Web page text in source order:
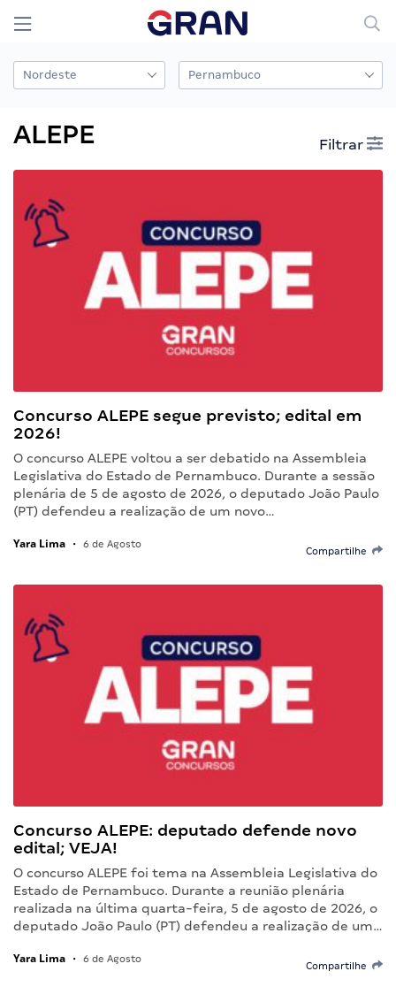
ALEPE Filtrar
Concurso ALEPE segue previsto; edital em
2026!
O concurso ALEPE voltou a ser debatido na Assembleia
Legislativa do Estado de Pernambuco. Durante a sessão
plenária de 5 de agosto de 2026, o deputado João Paulo
(PT) defendeu a realização de um novo…
Yara Lima • 6 de Agosto
Compartilhe
Concurso ALEPE: deputado defende novo
edital; VEJA!
O concurso ALEPE foi tema na Assembleia Legislativa do
Estado de Pernambuco. Durante a reunião plenária
realizada na última quarta-feira, 5 de agosto de 2026, o
deputado João Paulo (PT) defendeu a realização de um…
Yara Lima • 6 de Agosto
Compartilhe